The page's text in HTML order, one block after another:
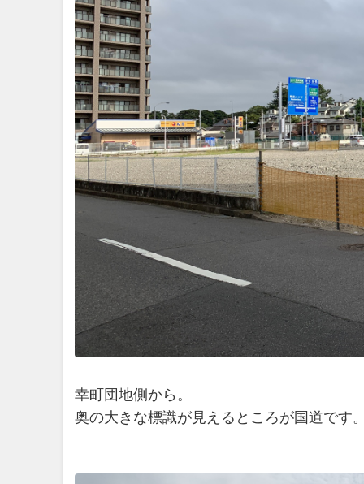
幸町団地側から。
奥の大きな標識が見えるところが国道です